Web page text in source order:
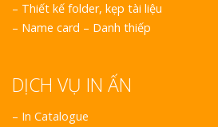
– Thiết kế folder, kẹp tài liệu
– Name card – Danh thiếp
DỊCH VỤ IN ẤN
– In Catalogue